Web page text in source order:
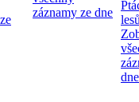
záznamy ze dne
dne